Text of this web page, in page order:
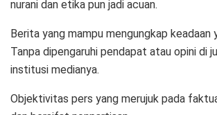
nurani dan etika pun jadi acuan.
Berita yang mampu mengungkap keadaan
Tanpa dipengaruhi pendapat atau opini di
institusi medianya.
Objektivitas pers yang merujuk pada